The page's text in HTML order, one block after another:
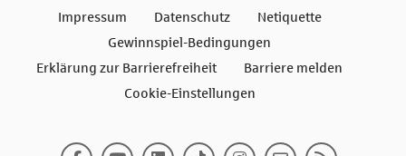
Impressum Datenschutz
Netiquette
Gewinnspiel-Bedingungen
Erklärung zur Barrierefreiheit
Barriere melden
Cookie-Einstellungen